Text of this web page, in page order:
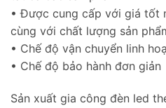
• Được cung cấp với giá tốt
cùng với chất lượng sản
• Chế độ vận chuyển linh
• Chế độ bảo hành đơn giản
Sản xuất gia công đèn led